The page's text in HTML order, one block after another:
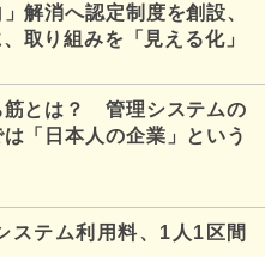
解消へ認定制度を創設、
取り組みを「見える化」
筋とは？ 管理システムの
「日本人の企業」という
ステム利用料、1人1区間